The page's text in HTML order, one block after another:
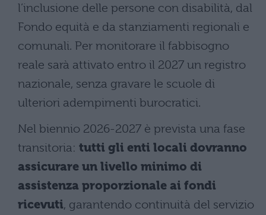
l’inclusione delle persone con disabilità, dal
Fondo equità e da stanziamenti regionali e
comunali. Per monitorare il fabbisogno
reale sarà attivato entro il 2027 un registro
nazionale, senza gravare le scuole di
ulteriori adempimenti burocratici.
Nel biennio 2026-2027 è prevista una fase
transitoria: tutti gli enti locali dovranno
assicurare un livello minimo di
assistenza proporzionale ai fondi
ricevuti, garantendo continuità del servizio